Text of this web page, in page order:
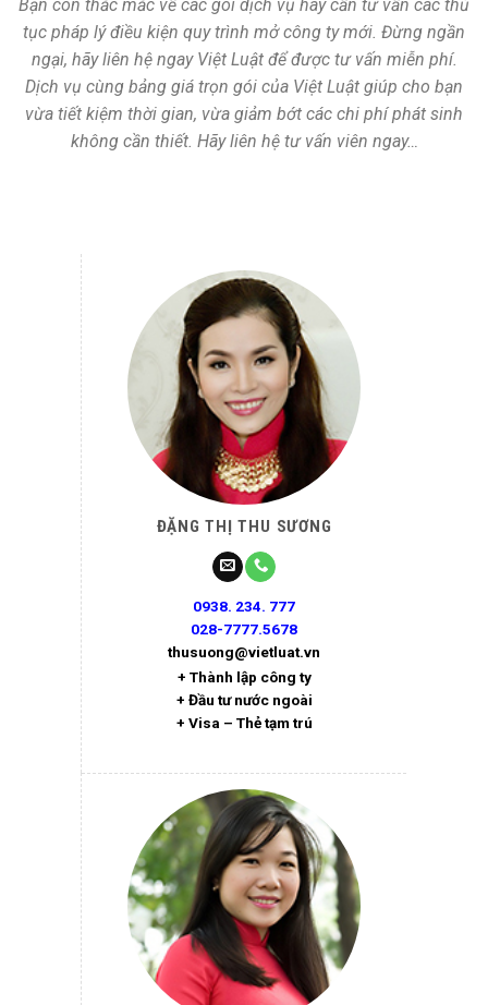
Bạn còn thắc mắc về các gói dịch vụ hay cần tư vấn các thủ
tục pháp lý điều kiện quy trình mở công ty mới. Đừng ngần
ngại, hãy liên hệ ngay Việt Luật để được tư vấn miễn phí.
Dịch vụ cùng bảng giá trọn gói của Việt Luật giúp cho bạn
vừa tiết kiệm thời gian, vừa giảm bớt các chi phí phát sinh
không cần thiết. Hãy liên hệ tư vấn viên ngay…
ĐẶNG THỊ THU SƯƠNG
0938. 234. 777
028-7777.5678
thusuong@vietluat.vn
+ Thành lập công ty
+ Đầu tư nước ngoài
+ Visa – Thẻ tạm trú